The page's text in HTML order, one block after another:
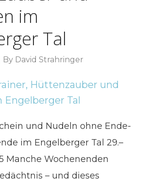
im
Tal
By David Strahringer
und Nudeln ohne Ende-
im Engelberger Tal 29.–
Manche Wochenenden
– und dieses